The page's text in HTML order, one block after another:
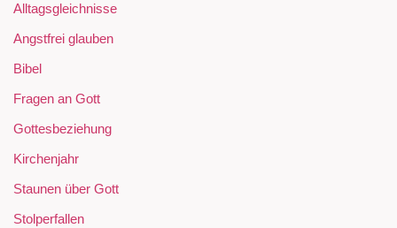
Alltagsgleichnisse
Angstfrei glauben
Bibel
Fragen an Gott
Gottesbeziehung
Kirchenjahr
Staunen über Gott
Stolperfallen